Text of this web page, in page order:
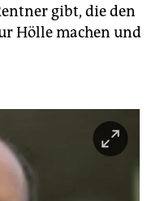
gibt, die den
Hölle machen und